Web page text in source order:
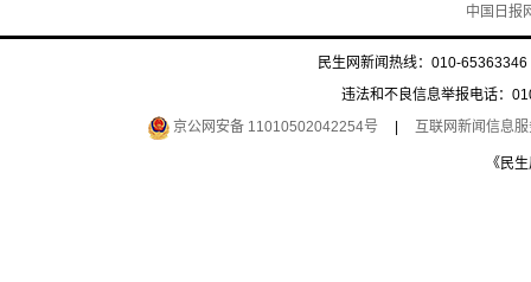
中国日报
民生网新闻热线：010-
违法和不良信息举报电话：
京公网安备 11010502042254号
互联网新闻信息
《民